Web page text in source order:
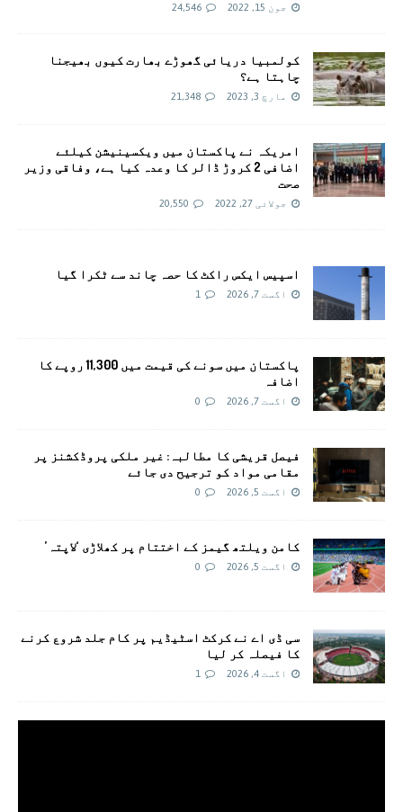
جون 15, 2022 24,546
کولمبیا دریائی گھوڑے بھارت کیوں بھیجنا
چاہتا ہے؟
مارچ 3, 2023 21,348
امريکہ نے پاکستان میں ویکسینیشن کیلئے
اضافی 2 کروڑ ڈالر کا وعدہ کیا ہے، وفاقی وزیر
صحت
جولائی 27, 2022 20,550
اسپیس ایکس راکٹ کا حصہ چاند سے ٹکرا گیا
اگست 7, 2026 1
پاکستان میں سونے کی قیمت میں 11,300 روپے کا
اضافہ
اگست 7, 2026 0
فیصل قریشی کا مطالبہ: غیر ملکی پروڈکشنز پر
مقامی مواد کو ترجیح دی جائے
اگست 5, 2026 0
کامن ویلتھ گیمز کے اختتام پر کھلاڑی ‘لاپتہ’
اگست 5, 2026 0
سی ڈی اے نے کرکٹ اسٹیڈیم پر کام جلد شروع کرنے
کا فیصلہ کر لیا
اگست 4, 2026 1